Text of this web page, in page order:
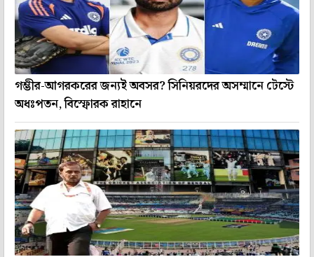
গম্ভীর-আগরকরের জন্যই অবসর? সিনিয়রদের অসম্মানে টেস্টে
অধঃপতন, বিস্ফোরক রাহানে